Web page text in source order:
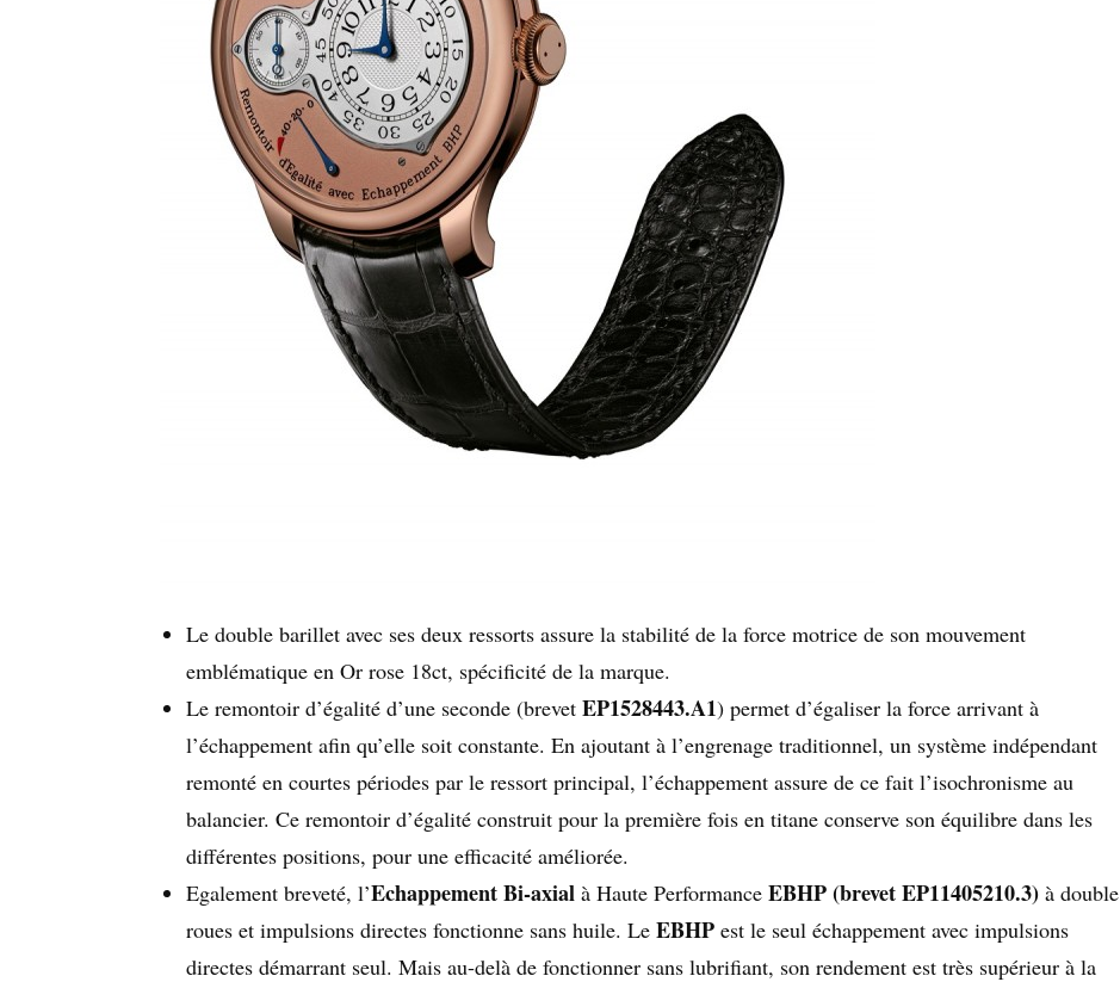
Le double barillet avec ses deux ressorts assure la stabilité de la force motrice de son mouvement
emblématique en Or rose 18ct, spécificité de la marque.
Le remontoir d’égalité d’une seconde (brevet EP1528443.A1) permet d’égaliser la force arrivant à
l’échappement afin qu’elle soit constante. En ajoutant à l’engrenage traditionnel, un système indépendant
remonté en courtes périodes par le ressort principal, l’échappement assure de ce fait l’isochronisme au
balancier. Ce remontoir d’égalité construit pour la première fois en titane conserve son équilibre dans les
différentes positions, pour une efficacité améliorée.
Egalement breveté, l’Echappement Bi-axialà Haute Performance EBHP (brevet EP11405210.3)à double
roues et impulsions directes fonctionne sans huile. Le EBHPest le seul échappement avec impulsions
directes démarrant seul. Mais au-delà de fonctionner sans lubrifiant, son rendement est très supérieur à la